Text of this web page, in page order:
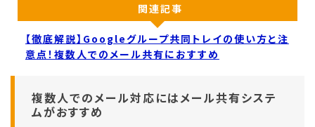
関連記事
【徹底解説】Googleグループ共同トレイの使い方と注
意点！複数人でのメール共有におすすめ
複数人でのメール対応にはメール共有システ
ムがおすすめ